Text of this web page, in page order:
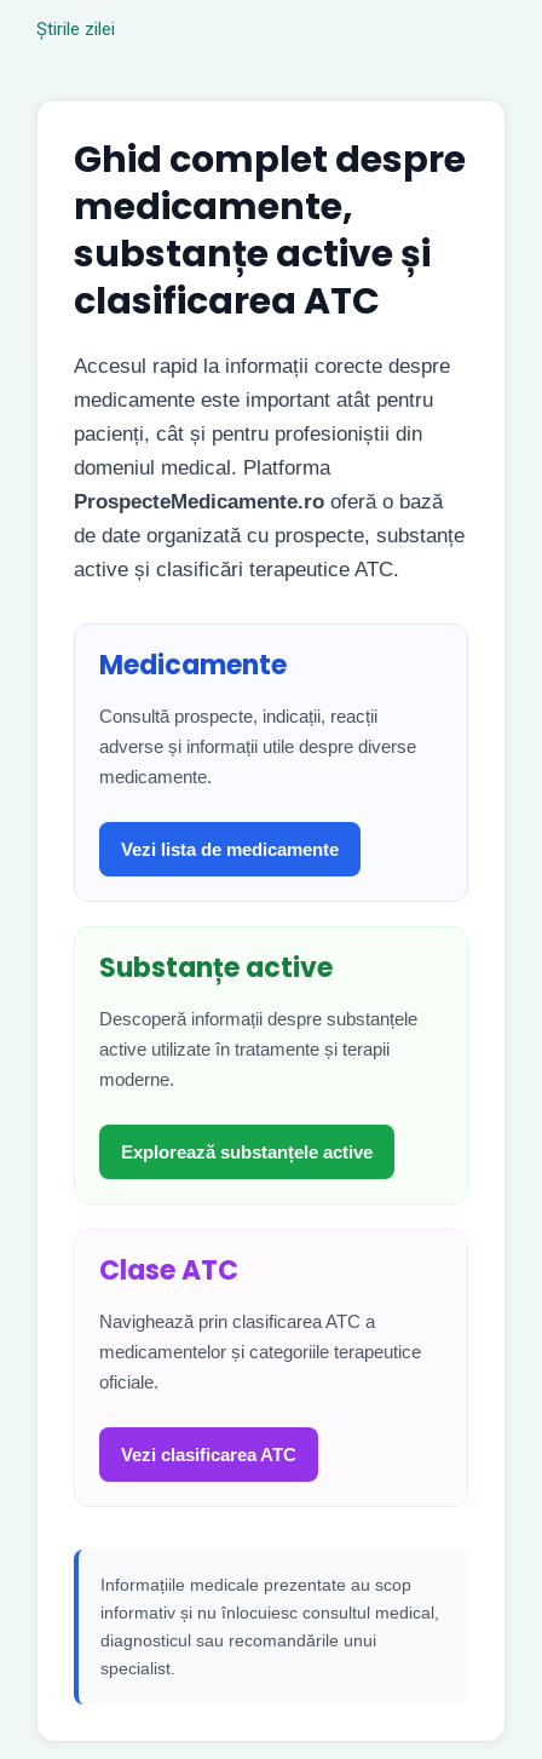
Știrile zilei
Ghid complet despre
medicamente,
substanțe active și
clasificarea ATC
Accesul rapid la informații corecte despre
medicamente este important atât pentru
pacienți, cât și pentru profesioniștii din
domeniul medical. Platforma
ProspecteMedicamente.ro oferă o bază
de date organizată cu prospecte, substanțe
active și clasificări terapeutice ATC.
Medicamente
Consultă prospecte, indicații, reacții
adverse și informații utile despre diverse
medicamente.
Vezi lista de medicamente
Substanțe active
Descoperă informații despre substanțele
active utilizate în tratamente și terapii
moderne.
Explorează substanțele active
Clase ATC
Navighează prin clasificarea ATC a
medicamentelor și categoriile terapeutice
oficiale.
Vezi clasificarea ATC
Informațiile medicale prezentate au scop
informativ și nu înlocuiesc consultul medical,
diagnosticul sau recomandările unui
specialist.